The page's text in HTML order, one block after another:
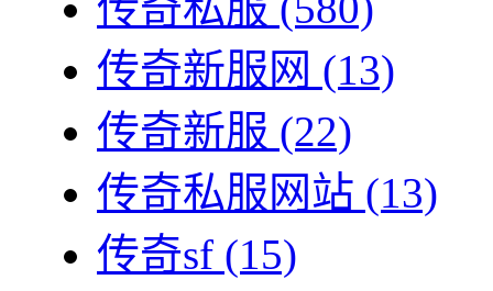
传奇新服网 (13)
传奇新服 (22)
传奇私服网站 (13)
传奇sf (15)